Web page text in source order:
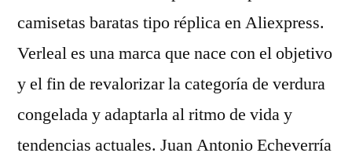
camisetas baratas tipo réplica en Aliexpress.
Verleal es una marca que nace con el objetivo
y el fin de revalorizar la categoría de verdura
congelada y adaptarla al ritmo de vida y
tendencias actuales. Juan Antonio Echeverría